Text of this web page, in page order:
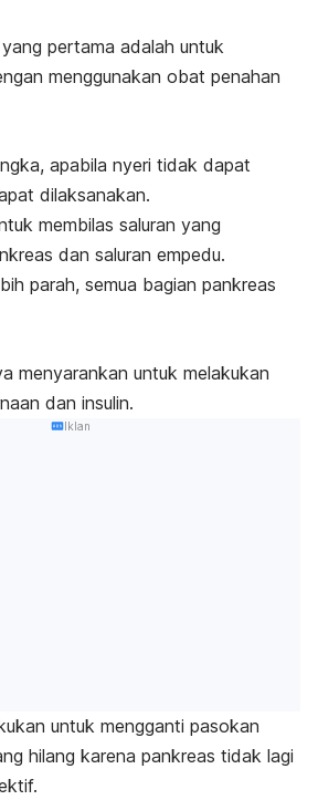
pertama adalah untuk
menggunakan obat penahan
apabila nyeri tidak dapat
dilaksanakan.
membilas saluran yang
dan saluran empedu.
parah, semua bagian pankreas
menyarankan untuk melakukan
dan insulin.
Iklan
untuk mengganti pasokan
hilang karena pankreas tidak lagi